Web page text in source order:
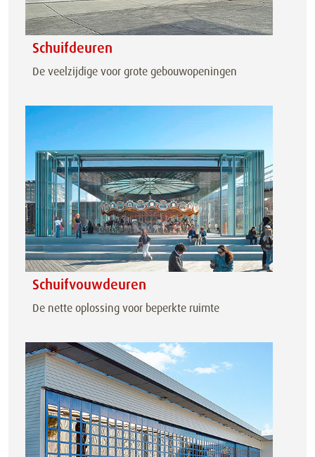
Schuifdeuren
De veelzijdige voor grote gebouwopeningen
Schuifvouwdeuren
De nette oplossing voor beperkte ruimte